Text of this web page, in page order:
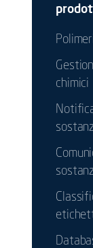
chimici